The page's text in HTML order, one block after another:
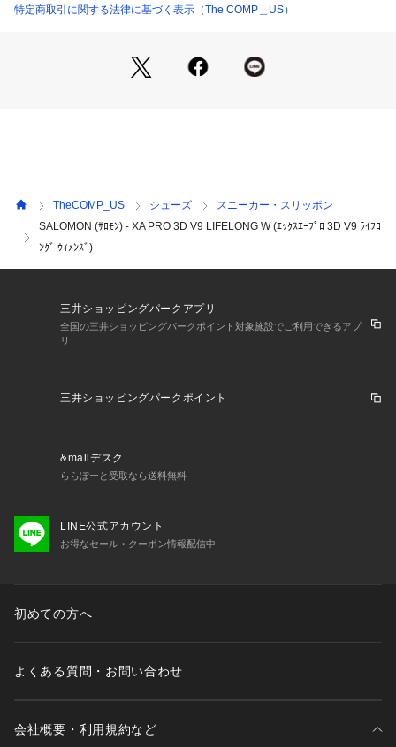
3D Advanced Chassis™ を搭載。ロープロファイルながら高
■耐久性に優れたアウトソール
シューズは壊れないことを前提に設計されています！
【特徴】
●アウトソール: All Terrain Contagrip®
する設計。濡れた路面や乾いた路面、岩場や泥道など、あらゆ
るコンディションで高い耐久性と安定性を発揮します。
れたエネルギーリターンを実現するリバウンド力の高いミッド
●シャーシ: 3D Advanced Chassis™
アウトソールとミッドソールの間に薄型シャーシを配置するこ
す。
適化します。
耐久性に優れた良質のフルグレインレザー素材
プロテクティブトゥキャップ
特定商取引に関する法律に基づく表示（The COMP＿US）
TheCOMP_US シューズ
スニーカー・スリッポン
SALOMON (ｻﾛﾓﾝ) - XA PRO 3D V9 LIFELONG W (ｴｯｸｽｴｰﾌﾟﾛ 3D V9 ﾗｲﾌﾛ
ﾝｸﾞ ｳｨﾒﾝｽﾞ)
三井ショッピングパークアプリ
全国の三井ショッピングパークポイント対象施設でご利用できるアプ
リ
三井ショッピングパークポイント
&mallデスク
ららぽーと受取なら送料無料
LINE公式アカウント
お得なセール・クーポン情報配信中
初めての方へ
よくある質問・お問い合わせ
会社概要・利用規約など